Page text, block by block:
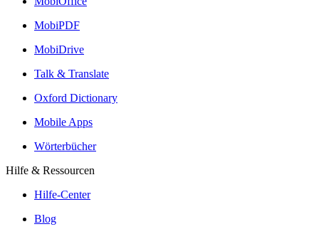
MobiPDF
MobiDrive
Talk & Translate
Oxford Dictionary
Mobile Apps
Wörterbücher
Hilfe & Ressourcen
Hilfe-Center
Blog